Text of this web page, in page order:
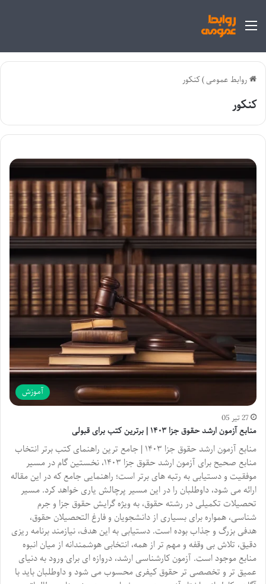
منو
روابط عمومی)کنکور
کنکور
آموزش
27 تیر 05
منابع آزمون ارشد حقوق جزا ۱۴۰۳ | برترین کتب برای قبولی
منابع آزمون ارشد حقوق جزا ۱۴۰۳ | جامع ترین راهنمای کتب برتر انتخاب
منابع صحیح برای آزمون ارشد حقوق جزا ۱۴۰۳، نخستین گام در مسیر
موفقیت و دستیابی به رتبه های برتر است؛ راهنمایی جامع که در این مقاله
ارائه می شود، داوطلبان را در این مسیر پرچالش یاری خواهد کرد. مسیر
تحصیلات تکمیلی در رشته حقوق، به ویژه گرایش حقوق جزا و جرم
شناسی، همواره برای بسیاری از دانشجویان و فارغ التحصیلان حقوق،
هدفی بزرگ و جذاب بوده است. دستیابی به این هدف، نیازمند برنامه ریزی
دقیق، تلاش بی وقفه و مهم تر از همه، انتخابی هوشمندانه از میان انبوه
منابع موجود است. آزمون کارشناسی ارشد، دروازه ای برای ورود به دنیای
عمیق تر و تخصصی تر حقوق کیفری محسوب می شود و داوطلبان باید با